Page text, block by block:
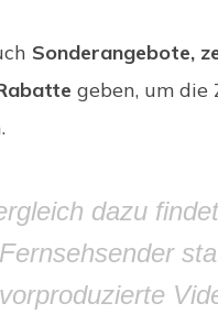
Sonderangebote,
geben, um die
dazu